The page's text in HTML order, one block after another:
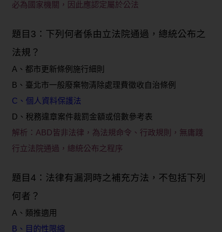
必為國家機關，因此應認定屬於公法
題目3：下列何者係由立法院通過，總統公布之
法規？
A、都市更新條例施行細則
B、臺北市一般廢棄物清除處理費徵收自治條例
C、個人資料保護法
D、稅務違章案件裁罰金額或倍數參考表
解析： ABD皆非法律，為法規命令、行政規則，無庸踐
行立法院通過，總統公布之程序
題目4：法律有漏洞時之補充方法，不包括下列
何者？
A、類推適用
B、目的性限縮